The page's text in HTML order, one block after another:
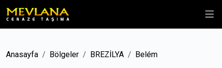
Anasayfa Bölgeler BREZİLYA Belém